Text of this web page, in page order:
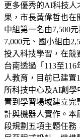
更多優秀的AI科技
果，市長黃偉哲也在
中組第一名由7,500
7,000元、國小組由
投入科技學習，在競
台南透過「113至
人教育，目前已建置
所科技中心及AI創學
置到學習場域建立完
計與機器人實作。本
段規劃五項主題任務